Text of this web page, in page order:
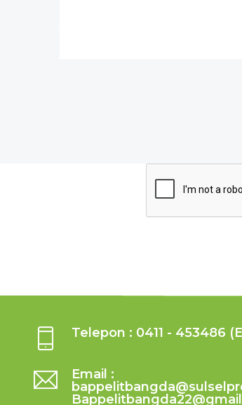
Telepon : 0411 - 453486
Email :